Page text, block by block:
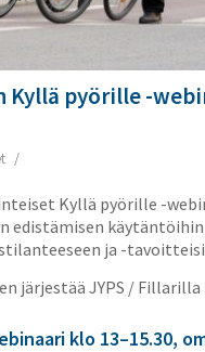
Kyllä pyörille -
/
Kyllä pyörille -
edistämisen
ja -
järjestää JYPS /
klo 13–15.30,